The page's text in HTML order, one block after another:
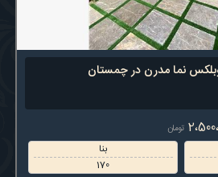
نما مدرن در چمستان
تومان
بنا
170